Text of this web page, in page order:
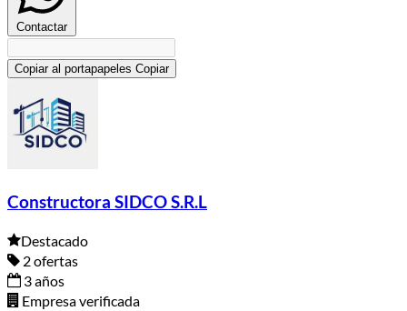
Contactar
Copiar al portapapeles Copiar
Constructora SIDCO S.R.L
Destacado
2 ofertas
3 años
Empresa verificada